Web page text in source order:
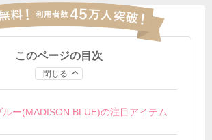
このページの目次
閉じる
ー(MADISON BLUE)の注目アイテム